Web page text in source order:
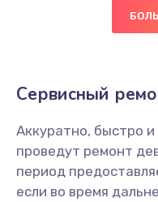
Сервисный
Аккуратно, быстро
проведут ремонт
период
если во время